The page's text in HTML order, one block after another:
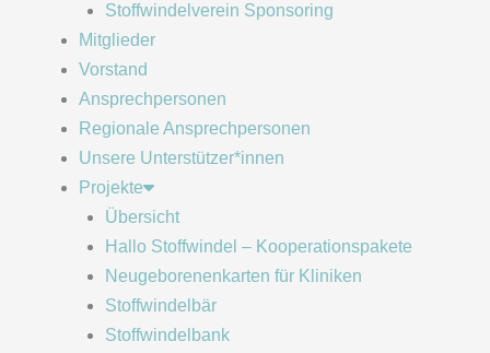
Stoffwindelverein Sponsoring
Mitglieder
Vorstand
Ansprechpersonen
Regionale Ansprechpersonen
Unsere Unterstützer*innen
Projekte
Übersicht
Hallo Stoffwindel – Kooperationspakete
Neugeborenenkarten für Kliniken
Stoffwindelbär
Stoffwindelbank